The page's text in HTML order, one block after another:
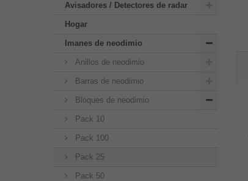
Avisadores / Detectores de radar
Hogar
Imanes de neodimio
Anillos de neodimio
Barras de neodimio
Bloques de neodimio
Pack 10
Pack 100
Pack 25
Pack 50